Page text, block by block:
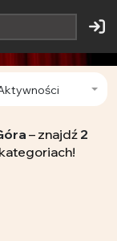
– znajdź 2